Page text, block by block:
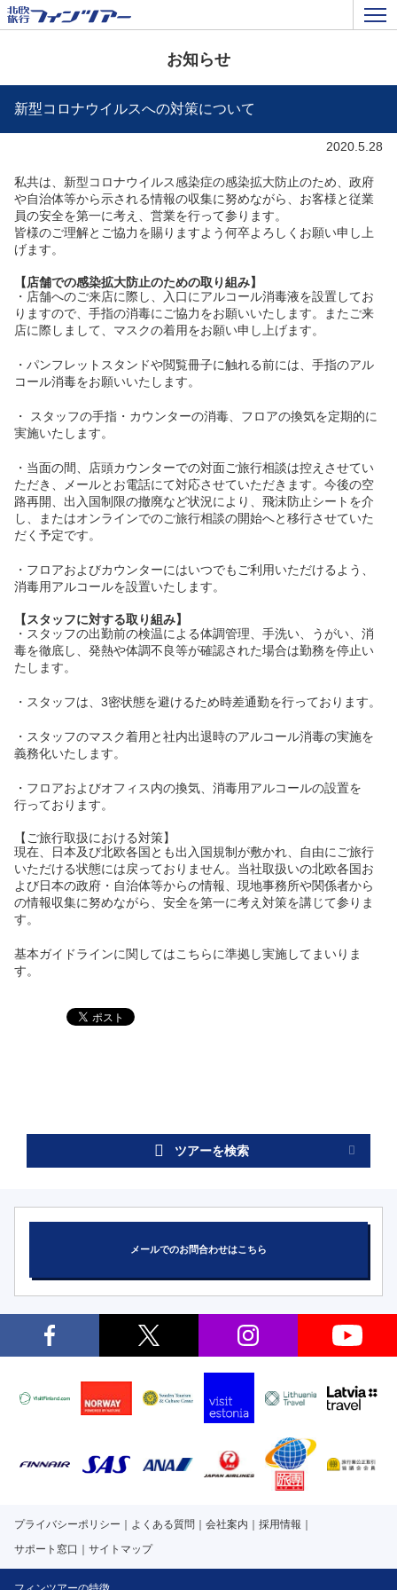
お知らせ
新型コロナウイルスへの対策について
2020.5.28
私共は、新型コロナウイルス感染症の感染拡大防止のため、政府
や自治体等から示される情報の収集に努めながら、お客様と従業
員の安全を第一に考え、営業を行って参ります。
皆様のご理解とご協力を賜りますよう何卒よろしくお願い申し上
げます。
【店舗での感染拡大防止のための取り組み】
・店舗へのご来店に際し、入口にアルコール消毒液を設置してお
りますので、手指の消毒にご協力をお願いいたします。またご来
店に際しまして、マスクの着用をお願い申し上げます。
・パンフレットスタンドや閲覧冊子に触れる前には、手指のアル
コール消毒をお願いいたします。
・ スタッフの手指・カウンターの消毒、フロアの換気を定期的に
実施いたします。
・当面の間、店頭カウンターでの対面ご旅行相談は控えさせてい
ただき、メールとお電話にて対応させていただきます。今後の空
路再開、出入国制限の撤廃など状況により、飛沫防止シートを介
し、またはオンラインでのご旅行相談の開始へと移行させていた
だく予定です。
・フロアおよびカウンターにはいつでもご利用いただけるよう、
消毒用アルコールを設置いたします。
【スタッフに対する取り組み】
・スタッフの出勤前の検温による体調管理、手洗い、うがい、消
毒を徹底し、発熱や体調不良等が確認された場合は勤務を停止い
たします。
・スタッフは、3密状態を避けるため時差通勤を行っております。
・スタッフのマスク着用と社内出退時のアルコール消毒の実施を
義務化いたします。
・フロアおよびオフィス内の換気、消毒用アルコールの設置を
行っております。
【ご旅行取扱における対策】
現在、日本及び北欧各国とも出入国規制が敷かれ、自由にご旅行
いただける状態には戻っておりません。当社取扱いの北欧各国お
よび日本の政府・自治体等からの情報、現地事務所や関係者から
の情報収集に努めながら、安全を第一に考え対策を講じて参りま
す。
基本ガイドラインに関してはこちらに準拠し実施してまいりま
す。
ツアーを検索
メールでのお問合わせはこちら
プライバシーポリシー よくある質問 会社案内
採用情報
サポート窓口
サイトマップ